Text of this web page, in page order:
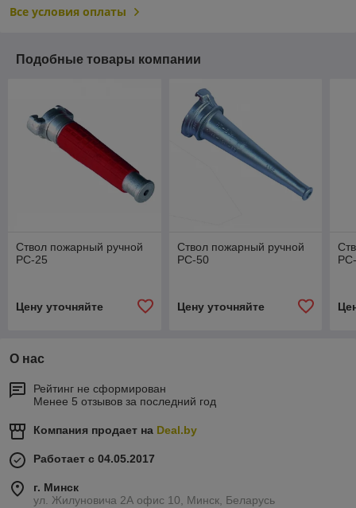
Все условия оплаты
Подобные товары компании
Ствол пожарный ручной
РС-25
Цену уточняйте
Ствол пожарный ручной
РС-50
Цену уточняйте
О нас
Рейтинг не сформирован
Менее 5 отзывов за последний год
Компания продает на Deal.by
Работает с 04.05.2017
г. Минск
ул. Жилуновича 2А офис 10, Минск, Беларусь